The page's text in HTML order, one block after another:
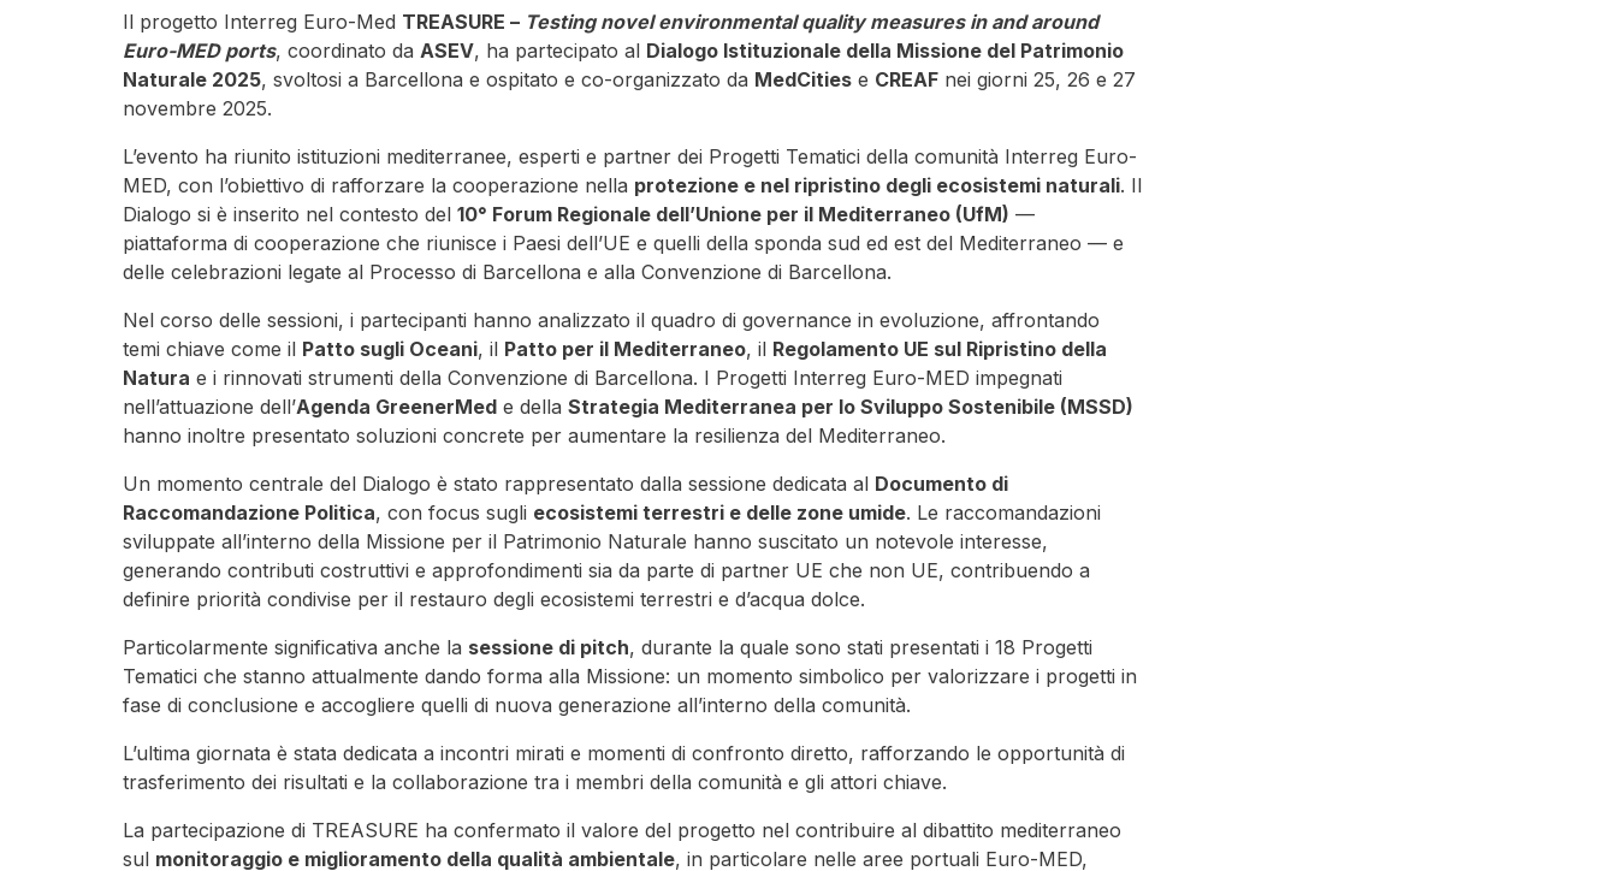
Il progetto Interreg Euro-Med TREASURE – Testing novel environmental quality measures in and around
Euro-MED ports, coordinato da ASEV, ha partecipato al Dialogo Istituzionale della Missione del Patrimonio
Naturale 2025, svoltosi a Barcellona e ospitato e co-organizzato da MedCities e CREAF nei giorni 25, 26 e 27
novembre 2025.
L’evento ha riunito istituzioni mediterranee, esperti e partner dei Progetti Tematici della comunità Interreg Euro-
MED, con l’obiettivo di rafforzare la cooperazione nella protezione e nel ripristino degli ecosistemi naturali. Il
Dialogo si è inserito nel contesto del 10° Forum Regionale dell’Unione per il Mediterraneo (UfM) —
piattaforma di cooperazione che riunisce i Paesi dell’UE e quelli della sponda sud ed est del Mediterraneo — e
delle celebrazioni legate al Processo di Barcellona e alla Convenzione di Barcellona.
Nel corso delle sessioni, i partecipanti hanno analizzato il quadro di governance in evoluzione, affrontando
temi chiave come il Patto sugli Oceani, il Patto per il Mediterraneo, il Regolamento UE sul Ripristino della
Natura e i rinnovati strumenti della Convenzione di Barcellona. I Progetti Interreg Euro-MED impegnati
nell’attuazione dell’Agenda GreenerMed e della Strategia Mediterranea per lo Sviluppo Sostenibile (MSSD)
hanno inoltre presentato soluzioni concrete per aumentare la resilienza del Mediterraneo.
Un momento centrale del Dialogo è stato rappresentato dalla sessione dedicata al Documento di
Raccomandazione Politica, con focus sugli ecosistemi terrestri e delle zone umide. Le raccomandazioni
sviluppate all’interno della Missione per il Patrimonio Naturale hanno suscitato un notevole interesse,
generando contributi costruttivi e approfondimenti sia da parte di partner UE che non UE, contribuendo a
definire priorità condivise per il restauro degli ecosistemi terrestri e d’acqua dolce.
Particolarmente significativa anche la sessione di pitch, durante la quale sono stati presentati i 18 Progetti
Tematici che stanno attualmente dando forma alla Missione: un momento simbolico per valorizzare i progetti in
fase di conclusione e accogliere quelli di nuova generazione all’interno della comunità.
L’ultima giornata è stata dedicata a incontri mirati e momenti di confronto diretto, rafforzando le opportunità di
trasferimento dei risultati e la collaborazione tra i membri della comunità e gli attori chiave.
La partecipazione di TREASURE ha confermato il valore del progetto nel contribuire al dibattito mediterraneo
sul monitoraggio e miglioramento della qualità ambientale, in particolare nelle aree portuali Euro-MED,